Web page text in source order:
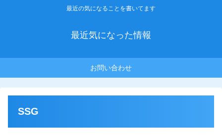
最近の気になることを書いてます
最近気になった情報
お問い合わせ
SSG